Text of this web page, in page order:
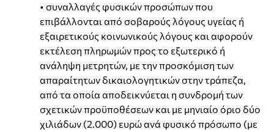
• συναλλαγές φυσικών προσώπων που
επιβάλλονται από σοβαρούς λόγους υγείας ή
εξαιρετικούς κοινωνικούς λόγους και αφορούν
εκτέλεση πληρωμών προς το εξωτερικό ή
ανάληψη μετρητών, με την προσκόμιση των
απαραίτητων δικαιολογητικών στην τράπεζα,
από τα οποία αποδεικνύεται η συνδρομή των
σχετικών προϋποθέσεων και με μηνιαίο όριο δύο
χιλιάδων (2.000) ευρώ ανά φυσικό πρόσωπο (με